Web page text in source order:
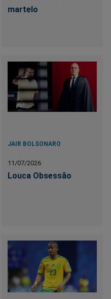
martelo
JAIR BOLSONARO
11/07/2026
Louca Obsessão